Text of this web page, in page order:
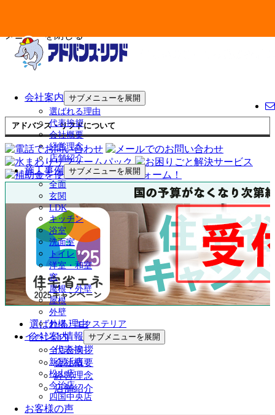
会社案内 サブメニューを展開
選ばれる理由
代表挨拶
会社概要
経営理念
店舗紹介
施工事例 サブメニューを展開
全面
玄関
LDK
キッチン
浴室
洗面室
トイレ
洋室・和室
窓
屋根・外壁
屋根
外壁
外構・エクステリア
イベント情報
サブメニューを展開
全店合同
新居浜店
松山店
今治店
四国中央店
お客様の声
メニューを閉じる
アドバンス・リフドについて
選ばれる理由
会社案内
代表挨拶
会社概要
経営理念
店舗紹介